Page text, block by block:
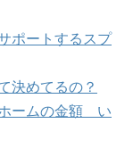
ポートするスプ
決めてるの？
ームの金額 い